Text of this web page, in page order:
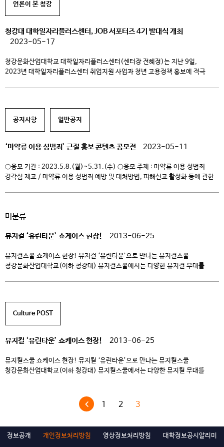
언론이 본 청강
청강대 대학일자리플러스센터, JOB 서포터즈 4기 발대식 개최
2023-05-17
청강문화산업대학교 대학일자리플러스센터(센터장 전혜정)는 지난 9일,
2023년 대학일자리플러스센터 취업지원 사업과 청년 고용정책 홍보에 적극
여러 활동을 지원하는 온·오프라인 홍보대사의 역할을 하게 된다. […]
공지사항 일반공지
‘마약류 이용 성범죄’ 근절 홍보 콘텐츠 공모전 2023-05-11
○응모 기간 : 2023.5.8.(월)~5.31.(수) ○응모 주제 : 마약류 이용 성범죄
경각심 제고 / 마약류 이용 성범죄 예방 및 대처방법, 피해신고 활성화 등에 관한
미분류
뮤지컬 ‘유린타운’ 쇼케이스 현장! 2013-06-25
뮤지컬스쿨 쇼케이스 현장! 뮤지컬 ‘유린타운’으로 만나는 뮤지컬스쿨
청강문화산업대학교(이하 청강대) 뮤지컬스쿨에서는 다양한 뮤지컬 무대를
뮤지컬스쿨만의 색깔로 각색해 […]
Culture POST
뮤지컬 ‘유린타운’ 쇼케이스 현장! 2013-06-25
뮤지컬스쿨 쇼케이스 현장! 뮤지컬 ‘유린타운’으로 만나는 뮤지컬스쿨
청강문화산업대학교(이하 청강대) 뮤지컬스쿨에서는 다양한 뮤지컬 무대를
중, 오늘 저희 브로드웨이 청강N이 전해드릴 뮤지컬스쿨의 화려한 무대는 뮤지컬
<유린타운>입니다. 브로드웨이 인기 뮤지컬 <유린타운>을 청강대
1 2 3
정보공개 개인정보처리방침 영상정보처리방침 대학정보공시알리미